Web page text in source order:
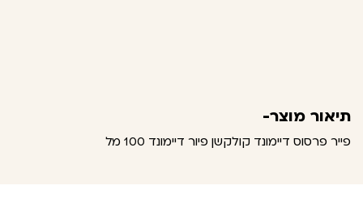
תיאור מוצר-
פייר פרסוס דיימונד קולקשן פיור דיימונד 100 מל